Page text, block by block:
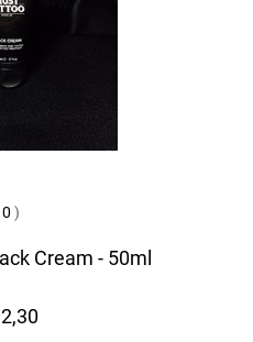
0 )
Cream - 50ml